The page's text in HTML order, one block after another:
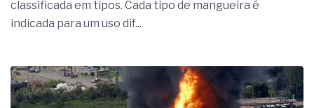
classificada em tipos. Cada tipo de mangueira é
indicada para um uso dif...